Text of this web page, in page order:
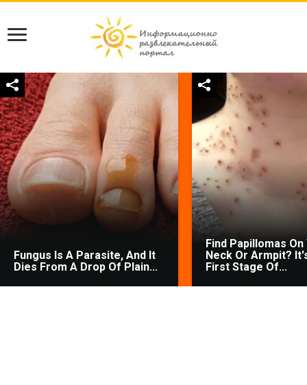
Fungus Is A Parasite, And It
Dies From A Drop Of Plain...
Find Papillomas On
Neck Or Armpit?
First Stage Of...